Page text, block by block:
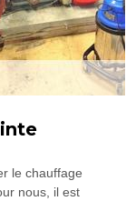
le chauffage
nous, il est